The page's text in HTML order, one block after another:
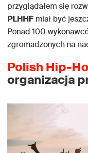
przyglądałem się
PLHHF miał być
Ponad 100
zgromadzonych na
Polish Hip-
organizacja